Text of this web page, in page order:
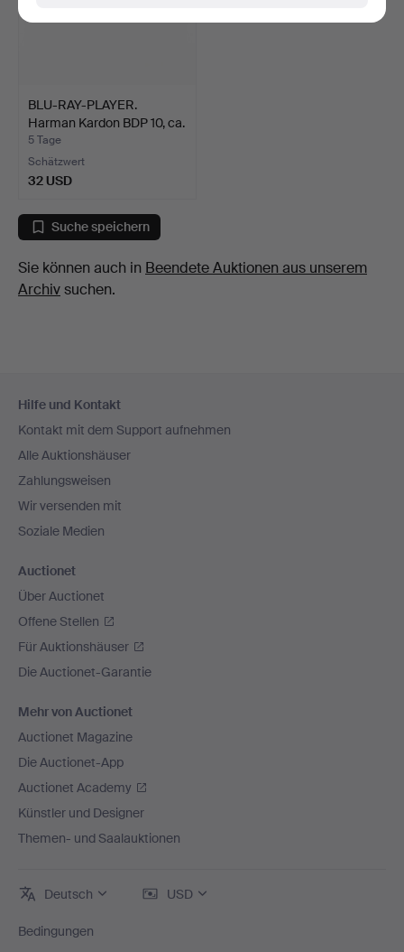
BLU-RAY-PLAYER.
Harman Kardon BDP 10, ca.
…
5 Tage
Schätzwert
32 USD
Suche speichern
Sie können auch in Beendete Auktionen aus unserem
Archivsuchen.
Navigation
Hilfe und Kontakt
Kontakt mit dem Support aufnehmen
Alle Auktionshäuser
Zahlungsweisen
Wir versenden mit
Soziale Medien
Auctionet
Über Auctionet
Offene Stellen
Für Auktionshäuser
Die Auctionet-Garantie
Mehr von Auctionet
Auctionet Magazine
Die Auctionet-App
Auctionet Academy
Künstler und Designer
Themen- und Saalauktionen
Deutsch USD
Bedingungen